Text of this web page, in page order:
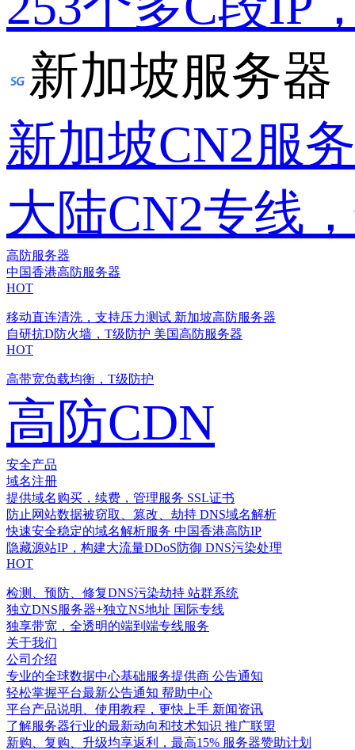
新加坡服务器
新加坡CN2服
大陆CN2专线
高防服务器
中国香港高防服务器
HOT
移动直连清洗，支持压力测试 新加坡高防服务器
自研抗D防火墙，T级防护 美国高防服务器
HOT
高带宽负载均衡，T级防护
高防CDN
安全产品
域名注册
提供域名购买，续费，管理服务 SSL证书
防止网站数据被窃取、篡改、劫持 DNS域名解析
快速安全稳定的域名解析服务 中国香港高防IP
隐藏源站IP，构建大流量DDoS防御 DNS污染处理
HOT
检测、预防、修复DNS污染劫持 站群系统
独立DNS服务器+独立NS地址 国际专线
独享带宽，全透明的端到端专线服务
关于我们
公司介绍
专业的全球数据中心基础服务提供商 公告通知
轻松掌握平台最新公告通知 帮助中心
平台产品说明、使用教程，更快上手 新闻资讯
了解服务器行业的最新动向和技术知识 推广联盟
新购、复购、升级均享返利，最高15% 服务器赞助计划